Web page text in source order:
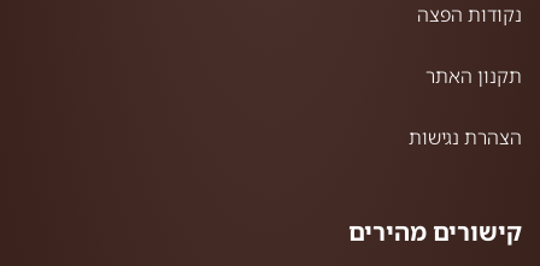
נקודות הפצה
תקנון האתר
הצהרת נגישות
קישורים מהירים